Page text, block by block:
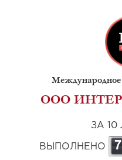
Международное
ООО
ЗА
ВЫПОЛНЕНО 7